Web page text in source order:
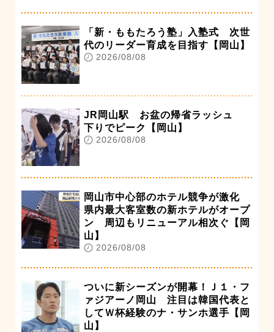
「新・ももたろう塾」入塾式 次世
代のリーダー育成を目指す【岡山】
2026/08/08
JR岡山駅 お盆の帰省ラッシュ
下りでピーク【岡山】
2026/08/08
岡山市中心部のホテル競争が激化
県内最大客室数の新ホテルがオープ
ン 周辺もリニューアル相次ぐ【岡
山】
2026/08/08
ついに新シーズンが開幕！Ｊ１・フ
ァジアーノ岡山 注目は韓国代表と
してＷ杯経験のナ・サンホ選手【岡
山】